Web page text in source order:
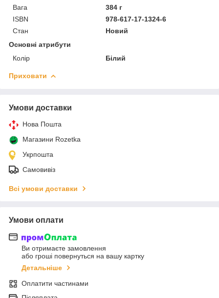
Вага
384 г
ISBN
978-617-17-1324-6
Стан
Новий
Основні атрибути
Колір
Білий
Приховати
Умови доставки
Нова Пошта
Магазини Rozetka
Укрпошта
Самовивіз
Всі умови доставки
Умови оплати
Ви отримаєте замовлення
або гроші повернуться на вашу картку
Детальніше
Оплатити частинами